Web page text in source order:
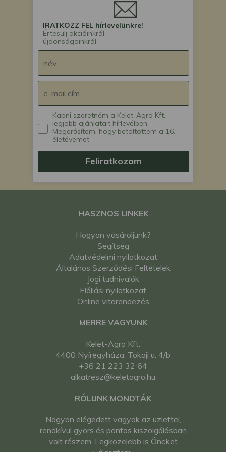
IRATKOZZ FEL hírlevelünkre!
Értesülj akcióinkról,
újdonságainkról.
Kapni szeretném a Kelet-Agro Kft.
legjobb ajánlatait hírlevélben.
Megerősítem, hogy betöltöttem a 16.
életévemet.
Feliratkozom
HASZNOS LINKEK
Hogyan vásároljunk?
Segítség
Adatvédelmi nyilatkozat
Általános Szerződési Feltételek
Jogi tudnivalók
Elállási nyilatkozat
Online vitarendezés
MERRE VAGYUNK
Kelet-Agro Kft.
4400 Nyíregyháza, Tokaji u. 4/b
+36 21 223 32 64
alkatresz@keletagro.hu
RÓLUNK MONDTÁK
Nagyon elégedett vagyok az üzlettel,
rendkívül gyors és pontos kiszolgálásban
volt részem. Legközelebb is Önöket